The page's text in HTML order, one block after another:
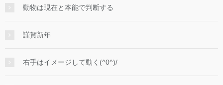
動物は現在と本能で判断する
謹賀新年
右手はイメージして動く(^0^)/